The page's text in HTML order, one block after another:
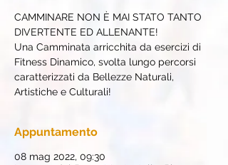
CAMMINARE NON È MAI STATO TANTO
DIVERTENTE ED ALLENANTE!
Una Camminata arricchita da esercizi di
Fitness Dinamico, svolta lungo percorsi
caratterizzati da Bellezze Naturali,
Artistiche e Culturali!
Appuntamento
08 mag 2022, 09:30